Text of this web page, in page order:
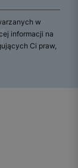
w
informacji na
Ci praw,